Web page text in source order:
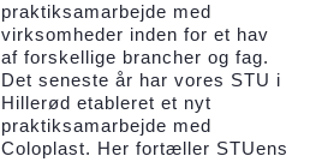
praktiksamarbejde med
virksomheder inden for et hav
af forskellige brancher og fag.
Det seneste år har vores STU i
Hillerød etableret et nyt
praktiksamarbejde med
Coloplast. Her fortæller STUens